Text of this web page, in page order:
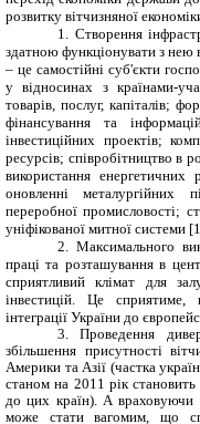
розвитку вітчизняної
1. Створення
здатною функціонувати з нею
– це самостійні суб'єкти
у відносинах з країнами-
товарів, послуг, капіталів;
фінансування та
інвестиційних проектів;
ресурсів; співробітництво в
використання енергетичних
оновленні металургійних
переробної промисловості;
уніфікованої митної системи
2. Максимального
праці та розташування в
сприятливий клімат для
інвестицій. Це
інтеграції України до
3. Проведення
збільшення присутності
Америки та Азії (частка
станом на 2011 рік
до цих країн). А враховуючи
може стати вагомим, що